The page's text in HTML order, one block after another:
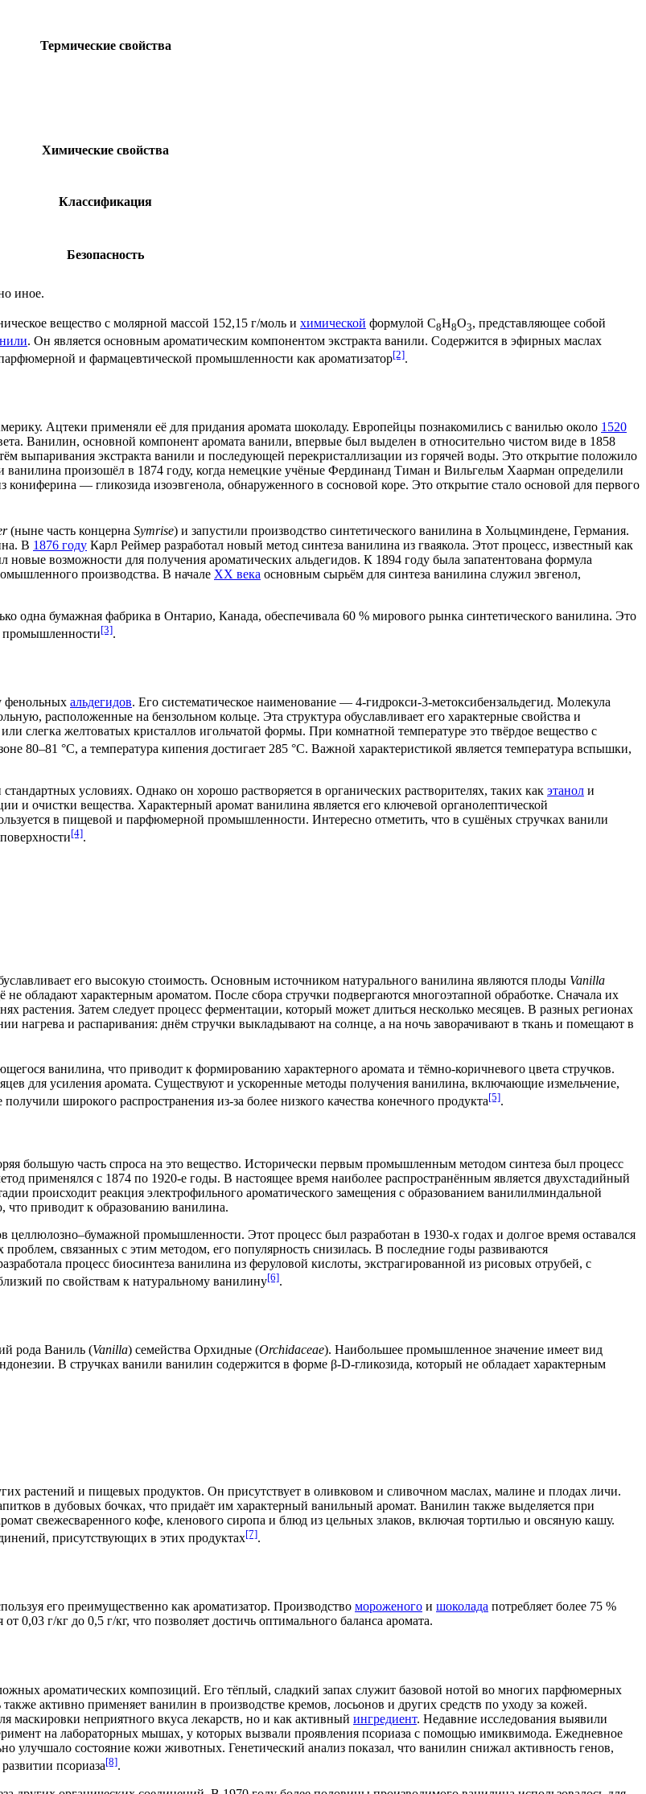
Термические свойства
Химические свойства
Классификация
Безопасность
иное.
вещество с молярной массой 152,15 г/моль и химической формулой C8H8O3, представляющее собой
. Он является основным ароматическим компонентом экстракта ванили. Содержится в эфирных маслах
и фармацевтической промышленности как ароматизатор[2].
Ацтеки применяли её для придания аромата шоколаду. Европейцы познакомились с ванилью около 1520
Ванилин, основной компонент аромата ванили, впервые был выделен в относительно чистом виде в 1858
выпаривания экстракта ванили и последующей перекристаллизации из горячей воды. Это открытие положило
ванилина произошёл в 1874 году, когда немецкие учёные Фердинанд Тиман и Вильгельм Хаарман определили
— гликозида изоэвгенола, обнаруженного в сосновой коре. Это открытие стало основой для первого
(ныне часть концерна Symrise) и запустили производство синтетического ванилина в Хольцминдене, Германия.
В 1876 году Карл Реймер разработал новый метод синтеза ванилина из гваякола. Этот процесс, известный как
новые возможности для получения ароматических альдегидов. К 1894 году была запатентована формула
производства. В начале XX века основным сырьём для синтеза ванилина служил эвгенол,
одна бумажная фабрика в Онтарио, Канада, обеспечивала 60 % мирового рынка синтетического ванилина. Это
промышленности[3].
фенольных альдегидов. Его систематическое наименование — 4-гидрокси-3-метоксибензальдегид. Молекула
расположенные на бензольном кольце. Эта структура обуславливает его характерные свойства и
слегка желтоватых кристаллов игольчатой формы. При комнатной температуре это твёрдое вещество с
80–81 °C, а температура кипения достигает 285 °C. Важной характеристикой является температура вспышки,
условиях. Однако он хорошо растворяется в органических растворителях, таких как этанол и
и очистки вещества. Характерный аромат ванилина является его ключевой органолептической
в пищевой и парфюмерной промышленности. Интересно отметить, что в сушёных стручках ванили
[4].
его высокую стоимость. Основным источником натурального ванилина являются плоды Vanilla
не обладают характерным ароматом. После сбора стручки подвергаются многоэтапной обработке. Сначала их
растения. Затем следует процесс ферментации, который может длиться несколько месяцев. В разных регионах
нагрева и распаривания: днём стручки выкладывают на солнце, а на ночь заворачивают в ткань и помещают в
ванилина, что приводит к формированию характерного аромата и тёмно-коричневого цвета стручков.
для усиления аромата. Существуют и ускоренные методы получения ванилина, включающие измельчение,
широкого распространения из-за более низкого качества конечного продукта[5].
большую часть спроса на это вещество. Исторически первым промышленным методом синтеза был процесс
применялся с 1874 по 1920-е годы. В настоящее время наиболее распространённым является двухстадийный
происходит реакция электрофильного ароматического замещения с образованием ванилилминдальной
что приводит к образованию ванилина.
промышленности. Этот процесс был разработан в 1930-х годах и долгое время оставался
связанных с этим методом, его популярность снизилась. В последние годы развиваются
процесс биосинтеза ванилина из феруловой кислоты, экстрагированной из рисовых отрубей, с
по свойствам к натуральному ванилину[6].
рода Ваниль (Vanilla) семейства Орхидные (Orchidaceae). Наибольшее промышленное значение имеет вид
. В стручках ванили ванилин содержится в форме β-D-гликозида, который не обладает характерным
растений и пищевых продуктов. Он присутствует в оливковом и сливочном маслах, малине и плодах личи.
в дубовых бочках, что придаёт им характерный ванильный аромат. Ванилин также выделяется при
свежесваренного кофе, кленового сиропа и блюд из цельных злаков, включая тортилью и овсяную кашу.
присутствующих в этих продуктах[7].
его преимущественно как ароматизатор. Производство мороженого и шоколада потребляет более 75 %
0,03 г/кг до 0,5 г/кг, что позволяет достичь оптимального баланса аромата.
ароматических композиций. Его тёплый, сладкий запах служит базовой нотой во многих парфюмерных
активно применяет ванилин в производстве кремов, лосьонов и других средств по уходу за кожей.
маскировки неприятного вкуса лекарств, но и как активный ингредиент. Недавние исследования выявили
на лабораторных мышах, у которых вызвали проявления псориаза с помощью имиквимода. Ежедневное
улучшало состояние кожи животных. Генетический анализ показал, что ванилин снижал активность генов,
псориаза[8].